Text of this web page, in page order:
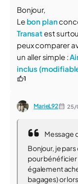
Bonjour,
Le bon plan
Transatest
peux comparer
un aller simple :
inclus
1
MarieL92 25/
Message
Bonjour, je pars
pour
également
bagages) or